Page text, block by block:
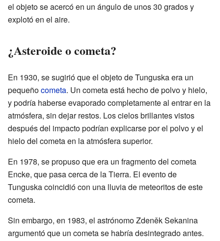
el objeto se acercó en un ángulo de unos 30 grados y
explotó en el aire.
¿Asteroide o cometa?
En 1930, se sugirió que el objeto de Tunguska era un
pequeñocometa. Un cometa está hecho de polvo y hielo,
y podría haberse evaporado completamente al entrar en la
atmósfera, sin dejar restos. Los cielos brillantes vistos
después del impacto podrían explicarse por el polvo y el
hielo del cometa en la atmósfera superior.
En 1978, se propuso que era un fragmento del cometa
Encke, que pasa cerca de la Tierra. El evento de
Tunguska coincidió con una lluvia de meteoritos de este
cometa.
Sin embargo, en 1983, el astrónomo Zdeněk Sekanina
argumentó que un cometa se habría desintegrado antes.